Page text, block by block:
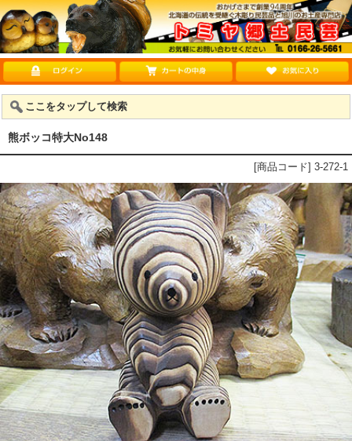
ここをタップして検索
熊ボッコ特大No148
[商品コード] 3-272-1